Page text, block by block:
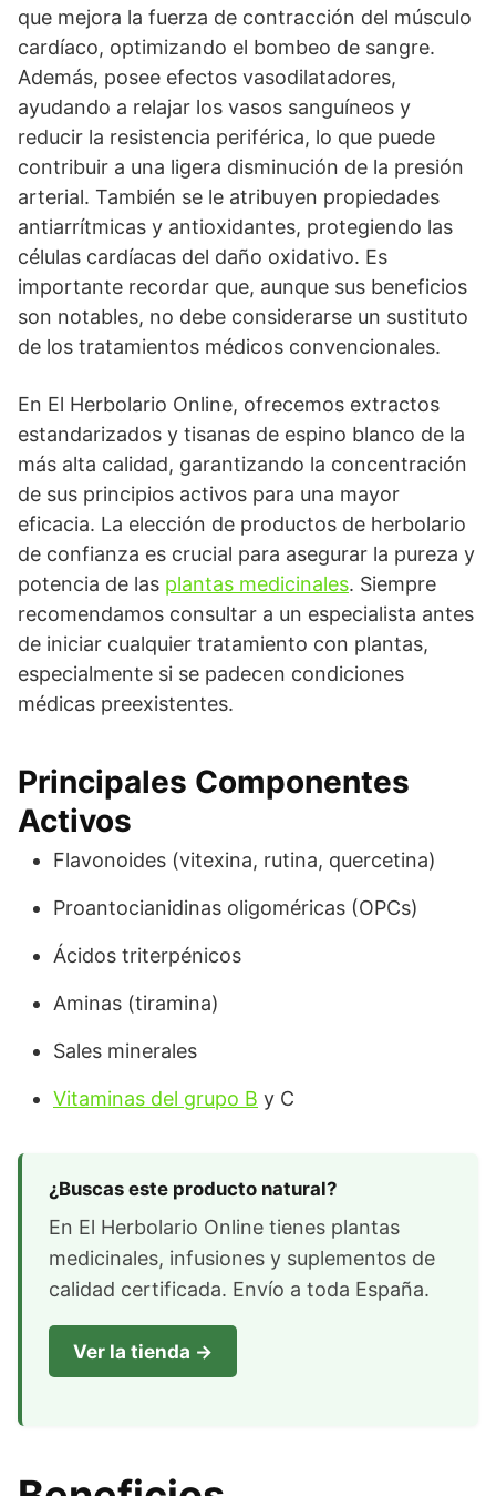
que mejora la fuerza de contracción del músculo
cardíaco, optimizando el bombeo de sangre.
Además, posee efectos vasodilatadores,
ayudando a relajar los vasos sanguíneos y
reducir la resistencia periférica, lo que puede
contribuir a una ligera disminución de la presión
arterial. También se le atribuyen propiedades
antiarrítmicas y antioxidantes, protegiendo las
células cardíacas del daño oxidativo. Es
importante recordar que, aunque sus beneficios
son notables, no debe considerarse un sustituto
de los tratamientos médicos convencionales.
En El Herbolario Online, ofrecemos extractos
estandarizados y tisanas de espino blanco de la
más alta calidad, garantizando la concentración
de sus principios activos para una mayor
eficacia. La elección de productos de herbolario
de confianza es crucial para asegurar la pureza y
potencia de las plantas medicinales. Siempre
recomendamos consultar a un especialista antes
de iniciar cualquier tratamiento con plantas,
especialmente si se padecen condiciones
médicas preexistentes.
Principales Componentes
Activos
Flavonoides (vitexina, rutina, quercetina)
Proantocianidinas oligoméricas (OPCs)
Ácidos triterpénicos
Aminas (tiramina)
Sales minerales
Vitaminas del grupo B y C
¿Buscas este producto natural?
En El Herbolario Online tienes plantas
medicinales, infusiones y suplementos de
calidad certificada. Envío a toda España.
Ver la tienda →